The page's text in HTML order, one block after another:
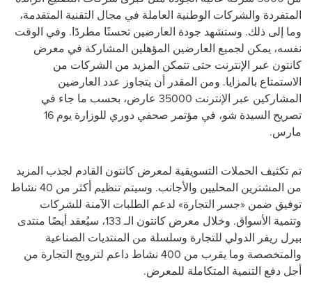
المتفردة والشركات الوطنية العاملة في مجال التقنية المتقدمة،
وما إلى ذلك. وستشهد جودة العارضين تحسنًا مطردًا. وفي الوقت
نفسه، يمكن لجميع العارضين المؤهلين المشاركة في معرض
كانتون عبر الإنترنت حتى تتمكن المزيد من الشركات من
الاستمتاع بالمزايا. ومن المقدر أن يتجاوز عدد العارضين
المشاركين عبر الإنترنت 35000 عارض، بحسب ما جاء في
تصريح السيدة شو، في مؤتمر صحفي دوري للوزارة يوم 16
مارس.
تم تكثيف الحملات التسويقية لمعرض كانتون القادم لجذب المزيد
من المشترين المحليين والأجانب. وسيتم تنظيم أكثر من 40 نشاط
توفيق ضمن «جسر التجارة» لدعم الطلبات الآمنة للشركات
وتنمية الأسواق. وخلال معرض كانتون الـ 133، سيُعقد أيضًا منتدى
بيرل ريفر الدولي للتجارة وسلسلة من المنتديات الصناعية
والمتخصصة وما يقرب من 400 نشاط داعم لترويج التجارة من
أجل دفع التنمية المتكاملة للمعرض.